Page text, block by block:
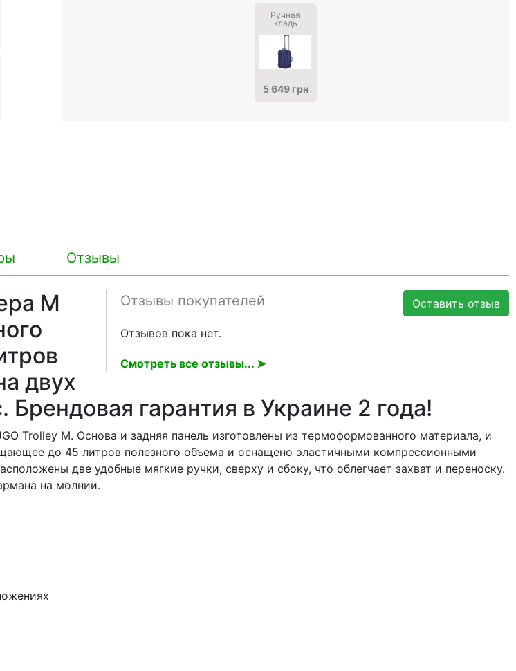
Ручная
кладь
5 649 грн
Отзывы
Оставить отзыв
Отзывы покупателей
Отзывов пока нет.
Смотреть все отзывы... ➤
M
двух
Брендовая гарантия в Украине 2 года!
Trolley M. Основа и задняя панель изготовлены из термоформованного материала, и
до 45 литров полезного объема и оснащено эластичными компрессионными
две удобные мягкие ручки, сверху и сбоку, что облегчает захват и переноску.
на молнии.